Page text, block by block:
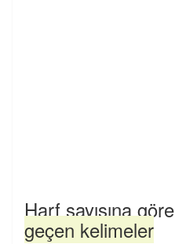
Harf sayısına göre
geçen kelimeler